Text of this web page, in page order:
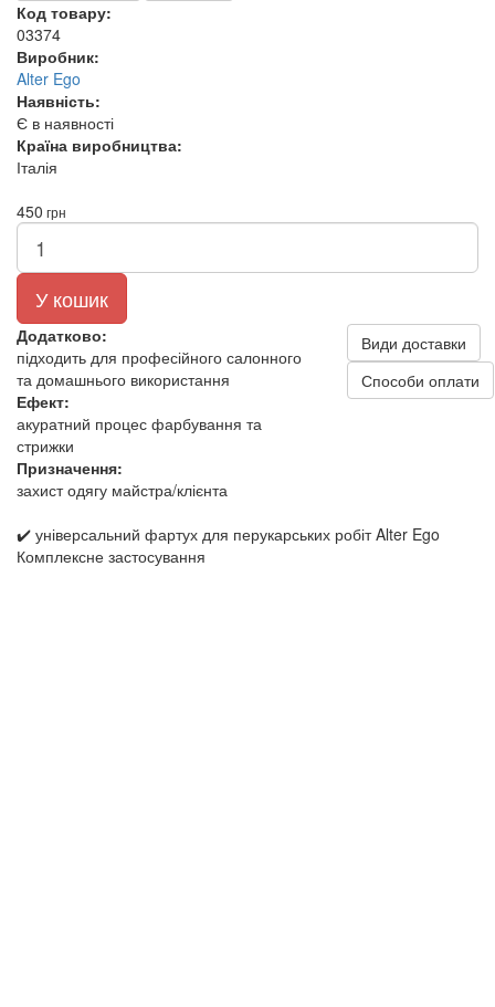
Код товару:
03374
Виробник:
Alter Ego
Наявність:
Є в наявності
Країна виробництва:
Італія
450 грн
У кошик
Додатково:
підходить для професійного салонного
та домашнього використання
Ефект:
акуратний процес фарбування та
стрижки
Призначення:
захист одягу майстра/клієнта
Види доставки
Способи оплати
✔️ універсальний фартух для перукарських робіт Alter Ego
Комплексне застосування